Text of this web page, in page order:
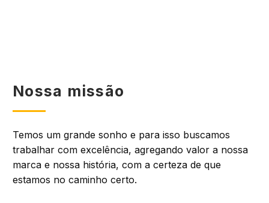
Nossa missão
Temos um grande sonho e para isso buscamos
trabalhar com excelência, agregando valor a nossa
marca e nossa história, com a certeza de que
estamos no caminho certo.